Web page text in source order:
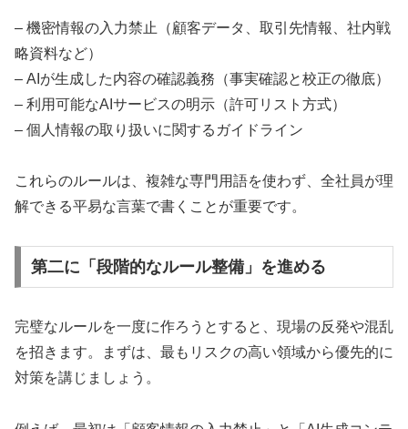
– 機密情報の入力禁止（顧客データ、取引先情報、社内戦
略資料など）
– AIが生成した内容の確認義務（事実確認と校正の徹底）
– 利用可能なAIサービスの明示（許可リスト方式）
– 個人情報の取り扱いに関するガイドライン
これらのルールは、複雑な専門用語を使わず、全社員が理
解できる平易な言葉で書くことが重要です。
第二に「段階的なルール整備」を進める
完璧なルールを一度に作ろうとすると、現場の反発や混乱
を招きます。まずは、最もリスクの高い領域から優先的に
対策を講じましょう。